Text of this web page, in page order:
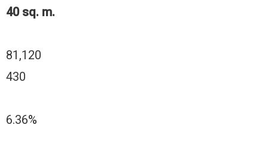
40 sq. m.
81,120
430
6.36%